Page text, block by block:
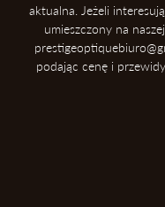
aktualna. Jeżeli
umieszczony na
podając cenę i